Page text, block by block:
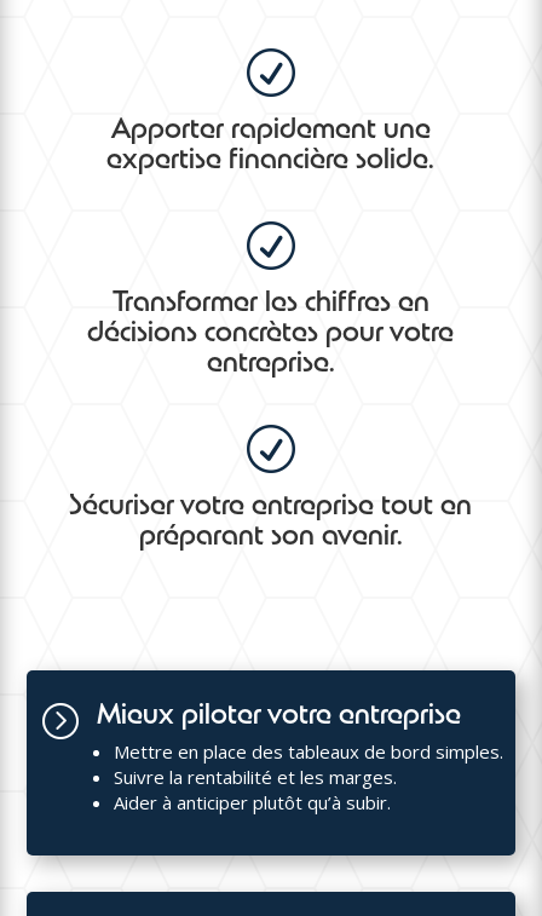
R
Apporter rapidement une
expertise financière solide.
R
Transformer les chiffres en
décisions concrètes pour votre
entreprise.
R
Sécuriser votre entreprise tout en
préparant son avenir.
= Mieux piloter votre entreprise
Mettre en place des tableaux de bord simples.
Suivre la rentabilité et les marges.
Aider à anticiper plutôt qu’à subir.